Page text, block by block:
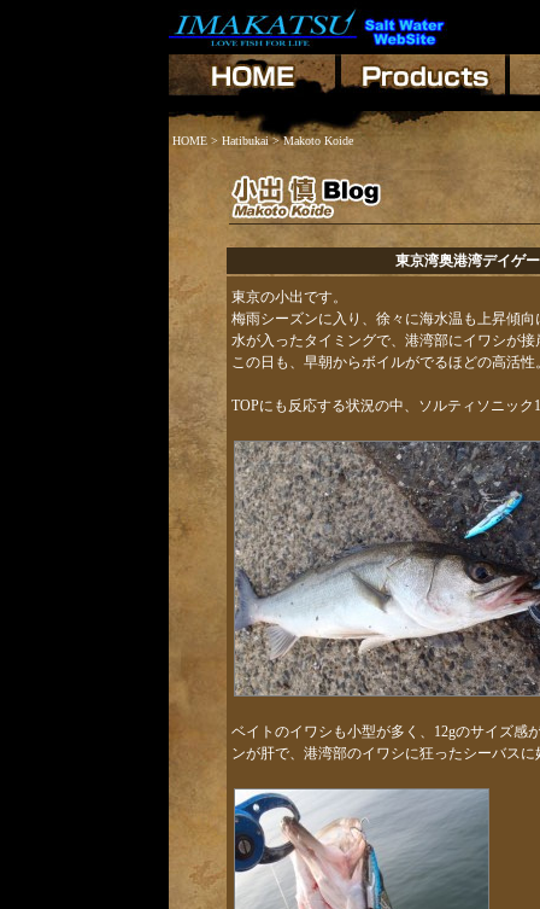
HOME > Hatibukai> Makoto Koide
東京湾奥港湾デイゲ
東京の小出です。
梅雨シーズンに入り、徐々に海水温も上昇傾
水が入ったタイミングで、港湾部にイワシが接
この日も、早朝からボイルがでるほどの高活性
TOPにも反応する状況の中、ソルティソニック
ベイトのイワシも小型が多く、12gのサイズ感
ンが肝で、港湾部のイワシに狂ったシーバスに